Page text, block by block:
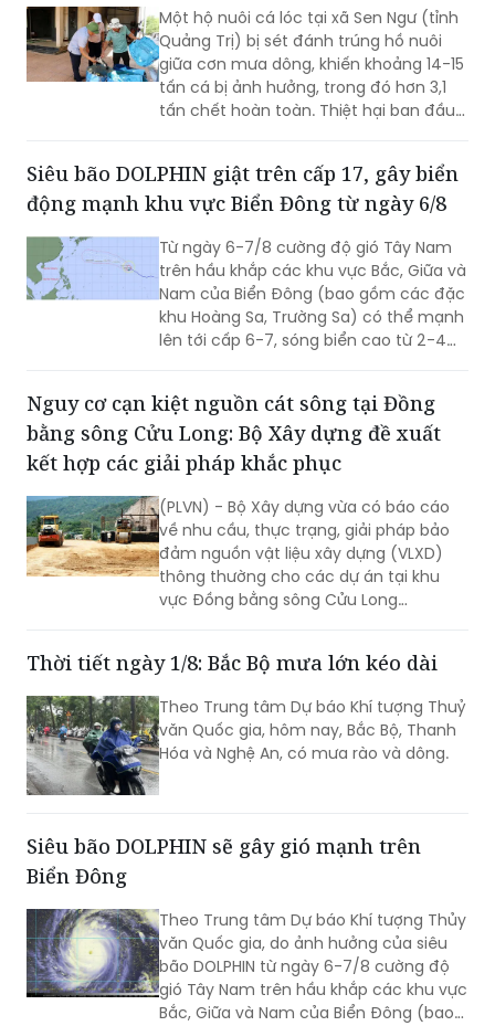
Một hộ nuôi cá lóc tại xã Sen Ngư (tỉnh
Quảng Trị) bị sét đánh trúng hồ nuôi
giữa cơn mưa dông, khiến khoảng 14-15
tấn cá bị ảnh hưởng, trong đó hơn 3,1
tấn chết hoàn toàn. Thiệt hại ban đầu
Siêu bão DOLPHIN giật trên cấp 17, gây biển
động mạnh khu vực Biển Đông từ ngày 6/8
Từ ngày 6-7/8 cường độ gió Tây Nam
trên hầu khắp các khu vực Bắc, Giữa và
Nam của Biển Đông (bao gồm các đặc
khu Hoàng Sa, Trường Sa) có thể mạnh
lên tới cấp 6-7, sóng biển cao từ 2-4m,
Nguy cơ cạn kiệt nguồn cát sông tại Đồng
bằng sông Cửu Long: Bộ Xây dựng đề xuất
kết hợp các giải pháp khắc phục
(PLVN) - Bộ Xây dựng vừa có báo cáo
về nhu cầu, thực trạng, giải pháp bảo
đảm nguồn vật liệu xây dựng (VLXD)
thông thường cho các dự án tại khu
vực Đồng bằng sông Cửu Long
Thời tiết ngày 1/8: Bắc Bộ mưa lớn kéo dài
Theo Trung tâm Dự báo Khí tượng Thuỷ
văn Quốc gia, hôm nay, Bắc Bộ, Thanh
Hóa và Nghệ An, có mưa rào và dông.
Siêu bão DOLPHIN sẽ gây gió mạnh trên
Biển Đông
Theo Trung tâm Dự báo Khí tượng Thủy
văn Quốc gia, do ảnh hưởng của siêu
bão DOLPHIN từ ngày 6-7/8 cường độ
gió Tây Nam trên hầu khắp các khu vực
Bắc, Giữa và Nam của Biển Đông (bao